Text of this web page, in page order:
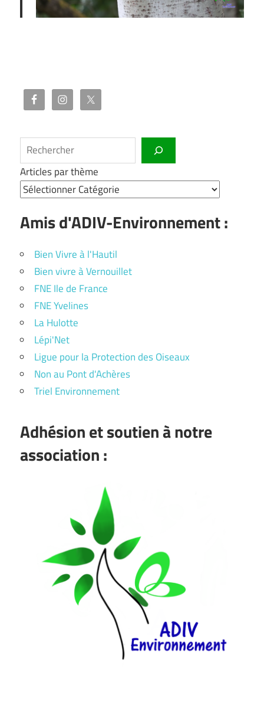
Rechercher
Articles par thème
Amis d'ADIV-Environnement :
Bien Vivre à l'Hautil
Bien vivre à Vernouillet
FNE Ile de France
FNE Yvelines
La Hulotte
Lépi'Net
Ligue pour la Protection des Oiseaux
Non au Pont d'Achères
Triel Environnement
Adhésion et soutien à notre
association :